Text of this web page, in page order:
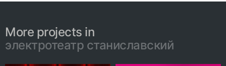
More projects in
электротеатр станиславский